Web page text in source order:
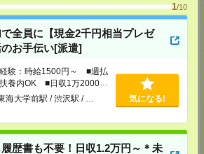
1/10
全員に【現金2千円相当プレゼ
お手伝い[派遣]
験：時給1500円～ ■週払
養内OK ■日収1万2000円
海大学前駅 / 渋沢駅 / … 気になる!
歴書も不要！日収1.2万円～＊未
市大通り1-2-11 フコク生命ビル4F
※電話受付時間⇒9:30-21:00
町2-23-2 大宮仲町センタービル3F（さいたま
※電話受付時間⇒9:30-21:00